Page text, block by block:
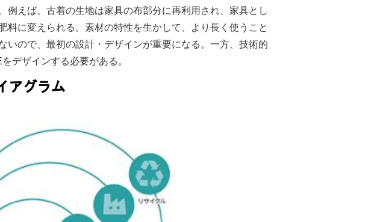
えば、古着の生地は家具の布部分に再利用され、家具とし
に変えられる。素材の特性を生かして、より長く使うこと
ので、最初の設計・デザインが重要になる。一方、技術的
デザインする必要がある。